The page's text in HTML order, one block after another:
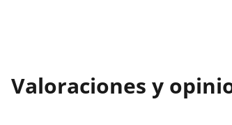
Valoraciones y